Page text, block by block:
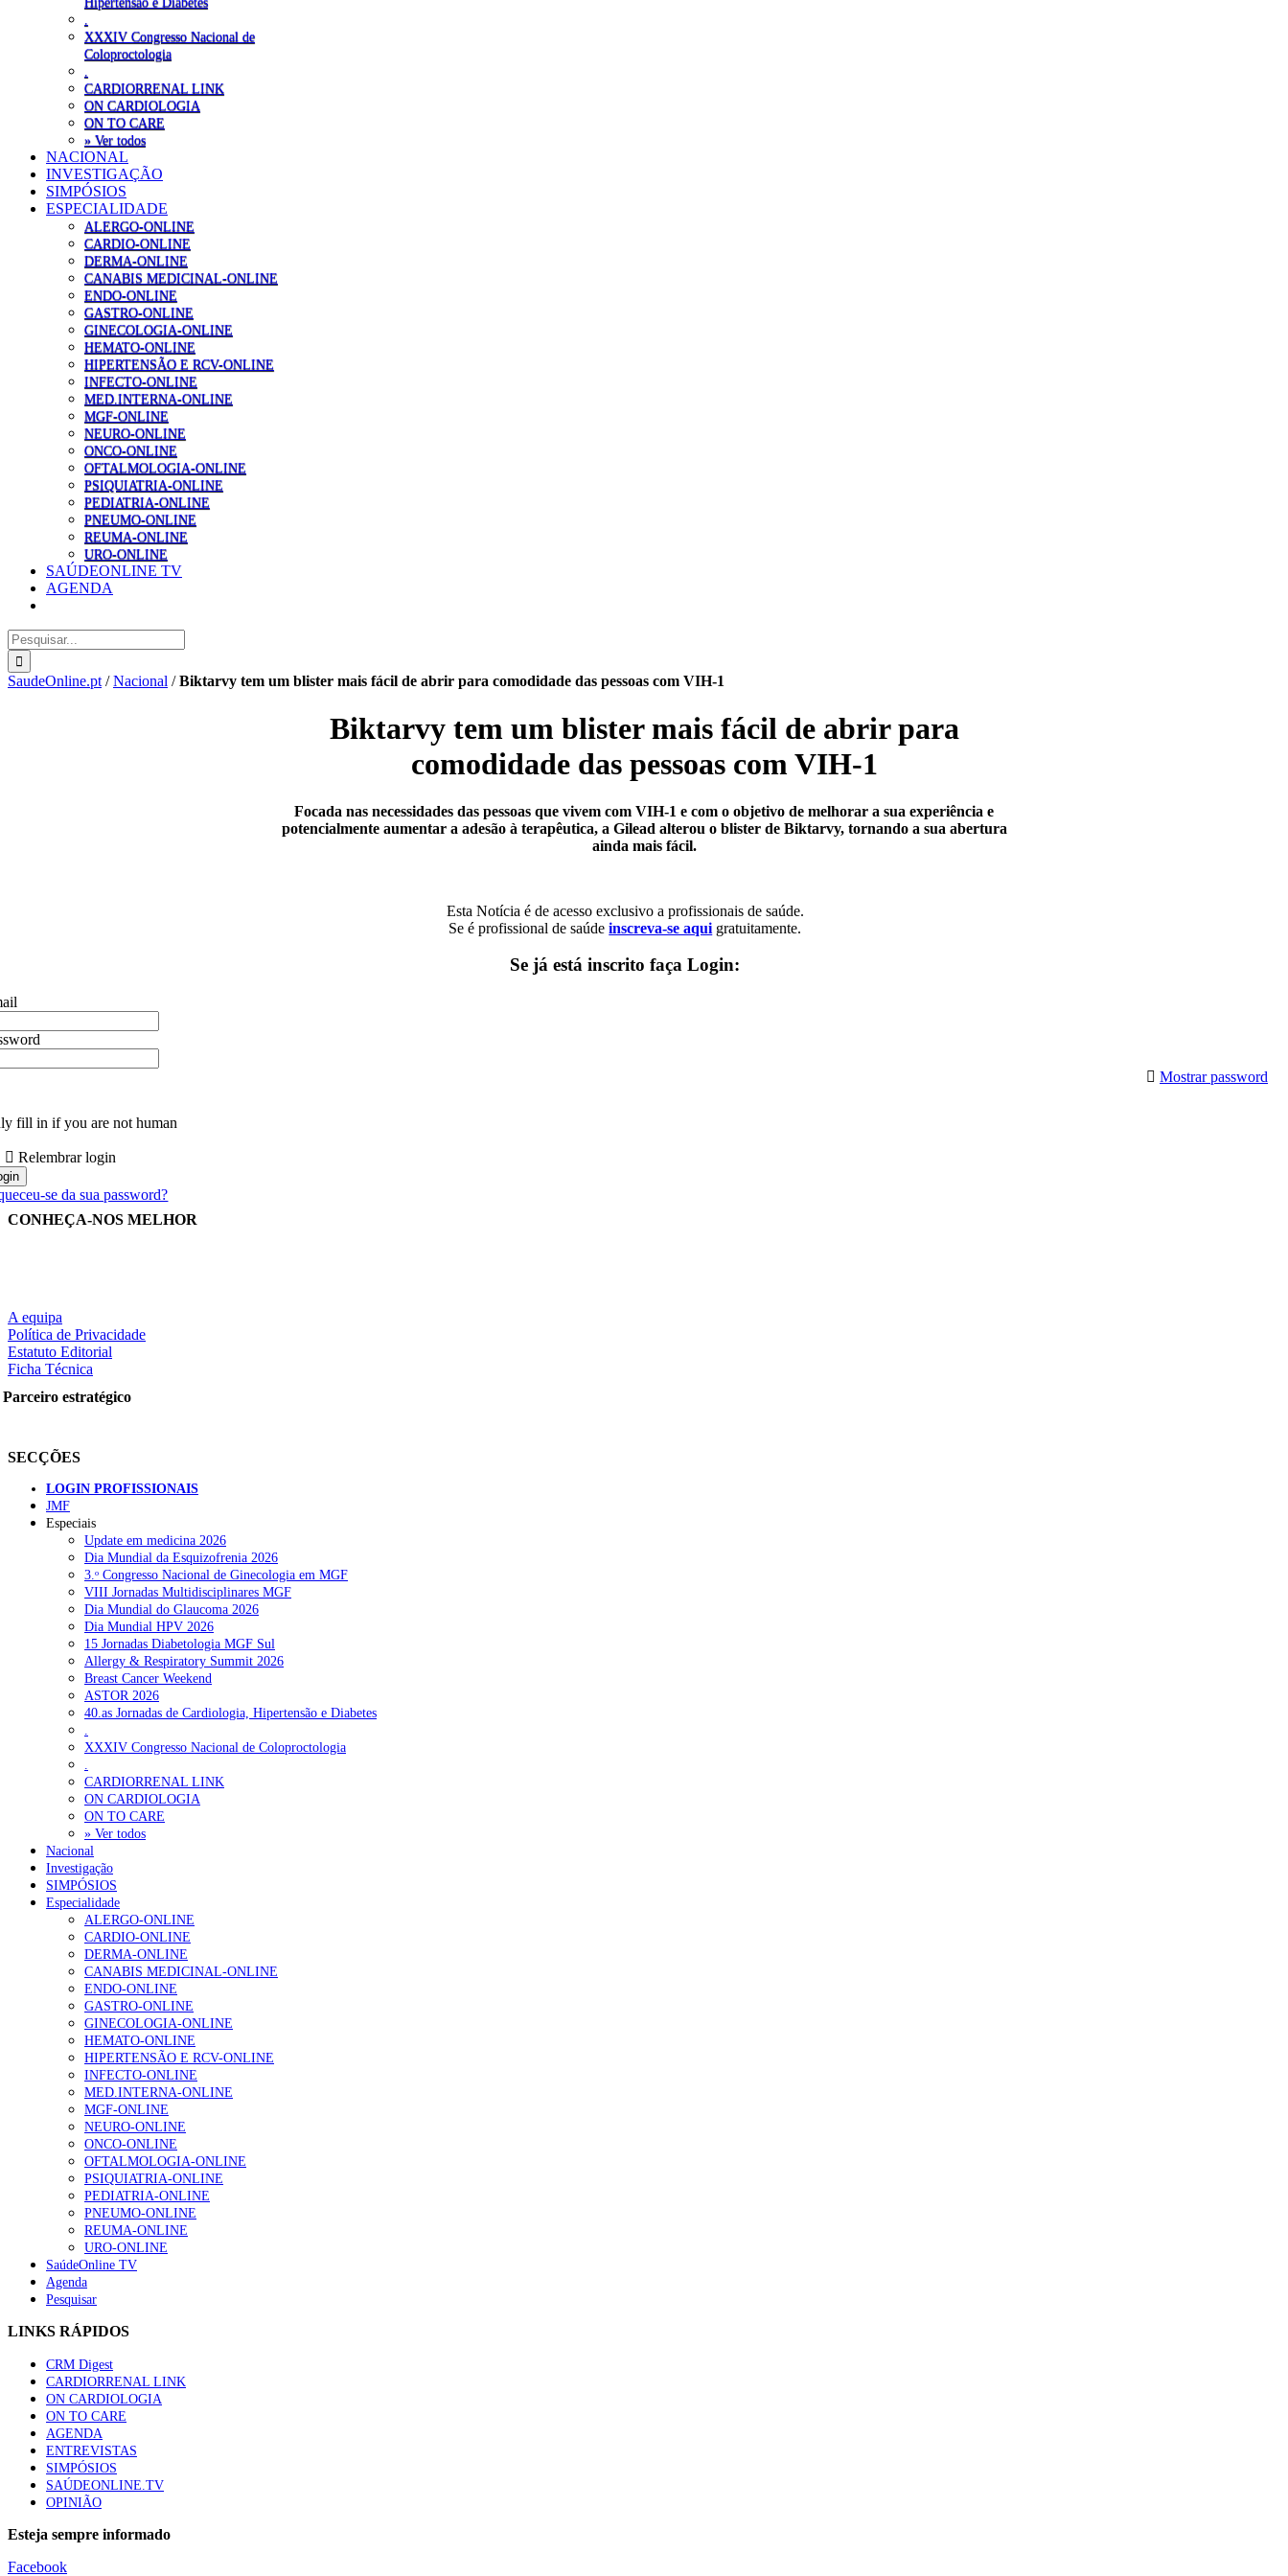
XXXIV Congresso Nacional de
Coloproctologia
CARDIORRENAL LINK
ON CARDIOLOGIA
ON TO CARE
» Ver todos
NACIONAL
INVESTIGAÇÃO
SIMPÓSIOS
ESPECIALIDADE
ALERGO-ONLINE
CARDIO-ONLINE
DERMA-ONLINE
CANABIS MEDICINAL-ONLINE
ENDO-ONLINE
GASTRO-ONLINE
GINECOLOGIA-ONLINE
HEMATO-ONLINE
HIPERTENSÃO E RCV-ONLINE
INFECTO-ONLINE
MED.INTERNA-ONLINE
MGF-ONLINE
NEURO-ONLINE
ONCO-ONLINE
OFTALMOLOGIA-ONLINE
PSIQUIATRIA-ONLINE
PEDIATRIA-ONLINE
PNEUMO-ONLINE
REUMA-ONLINE
URO-ONLINE
SAÚDEONLINE TV
AGENDA
Pesquisar
SaudeOnline.pt /Nacional /Biktarvy tem um blister mais fácil de abrir para comodidade das pessoas com VIH-1
Biktarvy tem um blister mais fácil de abrir para
comodidade das pessoas com VIH-1
Focada nas necessidades das pessoas que vivem com VIH-1 e com o objetivo de melhorar a sua experiência e
potencialmente aumentar a adesão à terapêutica, a Gilead alterou o blister de Biktarvy, tornando a sua abertura
ainda mais fácil.
Esta Notícia é de acesso exclusivo a profissionais de saúde.
Se é profissional de saúdeinscreva-se aqui gratuitamente.
Se já está inscrito faça Login:
Mostrar password
fill in if you are not human
Relembrar login
se da sua password?
CONHEÇA-NOS MELHOR
A equipa
Política de Privacidade
Estatuto Editorial
Ficha Técnica
Parceiro estratégico
SECÇÕES
LOGIN PROFISSIONAIS
JMF
Especiais
Update em medicina 2026
Dia Mundial da Esquizofrenia 2026
3.ᵒ Congresso Nacional de Ginecologia em MGF
VIII Jornadas Multidisciplinares MGF
Dia Mundial do Glaucoma 2026
Dia Mundial HPV 2026
15 Jornadas Diabetologia MGF Sul
Allergy & Respiratory Summit 2026
Breast Cancer Weekend
ASTOR 2026
40.as Jornadas de Cardiologia, Hipertensão e Diabetes
.
XXXIV Congresso Nacional de Coloproctologia
.
CARDIORRENAL LINK
ON CARDIOLOGIA
ON TO CARE
» Ver todos
Nacional
Investigação
SIMPÓSIOS
Especialidade
ALERGO-ONLINE
CARDIO-ONLINE
DERMA-ONLINE
CANABIS MEDICINAL-ONLINE
ENDO-ONLINE
GASTRO-ONLINE
GINECOLOGIA-ONLINE
HEMATO-ONLINE
HIPERTENSÃO E RCV-ONLINE
INFECTO-ONLINE
MED.INTERNA-ONLINE
MGF-ONLINE
NEURO-ONLINE
ONCO-ONLINE
OFTALMOLOGIA-ONLINE
PSIQUIATRIA-ONLINE
PEDIATRIA-ONLINE
PNEUMO-ONLINE
REUMA-ONLINE
URO-ONLINE
SaúdeOnline TV
Agenda
Pesquisar
LINKS RÁPIDOS
CRM Digest
CARDIORRENAL LINK
ON CARDIOLOGIA
ON TO CARE
AGENDA
ENTREVISTAS
SIMPÓSIOS
SAÚDEONLINE.TV
OPINIÃO
Esteja sempre informado
Facebook